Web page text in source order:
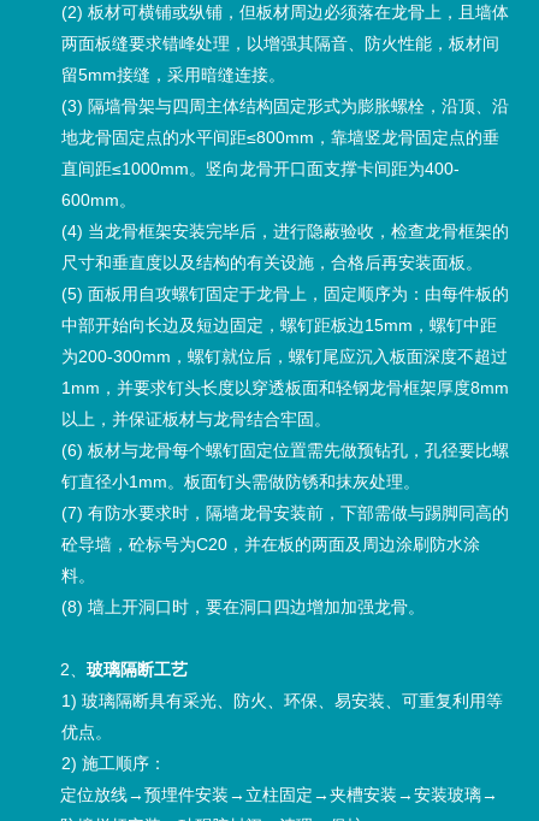
(2) 板材可横铺或纵铺，但板材周边必须落在龙骨上，且墙体
两面板缝要求错峰处理，以增强其隔音、防火性能，板材间
留5mm接缝，采用暗缝连接。
(3) 隔墙骨架与四周主体结构固定形式为膨胀螺栓，沿顶、沿
地龙骨固定点的水平间距≤800mm，靠墙竖龙骨固定点的垂
直间距≤1000mm。竖向龙骨开口面支撑卡间距为400-
600mm。
(4) 当龙骨框架安装完毕后，进行隐蔽验收，检查龙骨框架的
尺寸和垂直度以及结构的有关设施，合格后再安装面板。
(5) 面板用自攻螺钉固定于龙骨上，固定顺序为：由每件板的
中部开始向长边及短边固定，螺钉距板边15mm，螺钉中距
为200-300mm，螺钉就位后，螺钉尾应沉入板面深度不超过
1mm，并要求钉头长度以穿透板面和轻钢龙骨框架厚度8mm
以上，并保证板材与龙骨结合牢固。
(6) 板材与龙骨每个螺钉固定位置需先做预钻孔，孔径要比螺
钉直径小1mm。板面钉头需做防锈和抹灰处理。
(7) 有防水要求时，隔墙龙骨安装前，下部需做与踢脚同高的
砼导墙，砼标号为C20，并在板的两面及周边涂刷防水涂
料。
(8) 墙上开洞口时，要在洞口四边增加加强龙骨。
2、玻璃隔断工艺
1) 玻璃隔断具有采光、防火、环保、易安装、可重复利用等
优点。
2) 施工顺序：
定位放线→预埋件安装→立柱固定→夹槽安装→安装玻璃→